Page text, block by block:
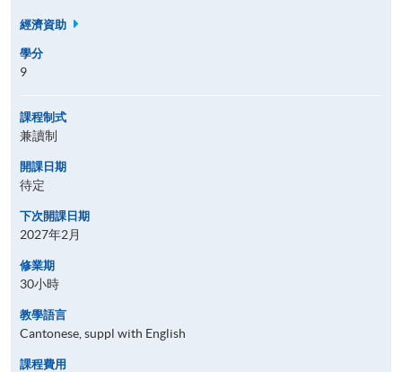
經濟資助
學分
9
課程制式
兼讀制
開課日期
待定
下次開課日期
2027年2月
修業期
30小時
教學語言
Cantonese, suppl with English
課程費用